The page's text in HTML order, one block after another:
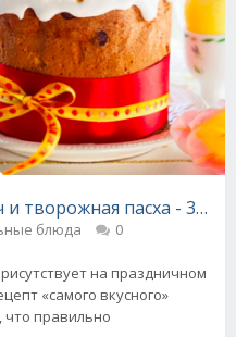
и творожная пасха - 3
блюда 0
на праздничном
«самого вкусного»
что правильно